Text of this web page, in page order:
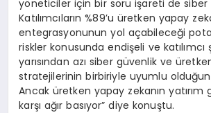
yöneticiler için bir soru işareti de siber
Katılımcıların %89’u üretken yapay
entegrasyonunun yol açabileceği
riskler konusunda endişeli ve katılımcı
yarısından azı siber güvenlik ve
stratejilerinin birbiriyle uyumlu
Ancak üretken yapay zekanın yatırım
karşı ağır basıyor” diye konuştu.